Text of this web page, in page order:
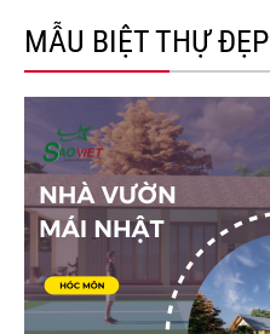
MẪU BIỆT THỰ ĐẸP